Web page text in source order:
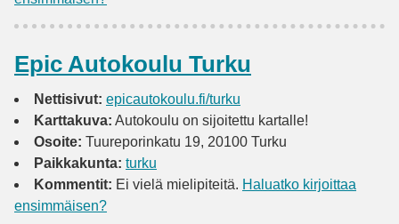
Epic Autokoulu Turku
Nettisivut: epicautokoulu.fi/turku
Karttakuva: Autokoulu on sijoitettu kartalle!
Osoite: Tuureporinkatu 19, 20100 Turku
Paikkakunta: turku
Kommentit: Ei vielä mielipiteitä. Haluatko kirjoittaa
ensimmäisen?